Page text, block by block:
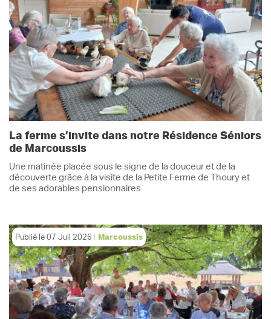
La ferme s’invite dans notre Résidence Séniors
de Marcoussis
Une matinée placée sous le signe de la douceur et de la
découverte grâce à la visite de la Petite Ferme de Thoury et
de ses adorables pensionnaires
Publié le 07 Juil 2026 Marcoussis